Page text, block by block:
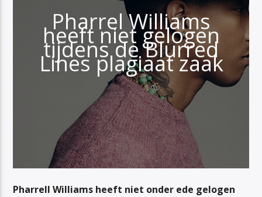
Pharrel Williams
heeft niet gelogen
tijdens de Blurred
Lines plagiaat zaak
Pharrell Williams heeft niet onder ede gelogen